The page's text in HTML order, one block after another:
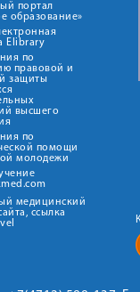
портал
образование»
Elibrary
по
правовой и
защиты
высшего
по
помощи
молодежи
медицинский
ссылка